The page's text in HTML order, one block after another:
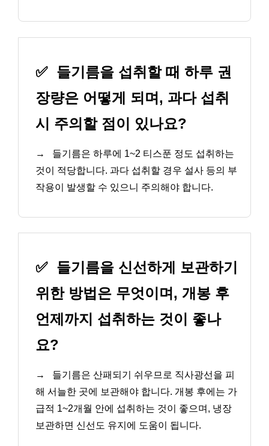
✅ 들기름을 섭취할 때 하루 권
장량은 어떻게 되며, 과다 섭취
시 주의할 점이 있나요?
→
들기름은 하루에 1~2 티스푼 정도 섭취하는
것이 적당합니다. 과다 섭취할 경우 설사 등의 부
작용이 발생할 수 있으니 주의해야 합니다.
✅ 들기름을 신선하게 보관하기
위한 방법은 무엇이며, 개봉 후
언제까지 섭취하는 것이 좋나
요?
→
들기름은 산패되기 쉬우므로 직사광선을 피
해 서늘한 곳에 보관해야 합니다. 개봉 후에는 가
급적 1~2개월 안에 섭취하는 것이 좋으며, 냉장
보관하면 신선도 유지에 도움이 됩니다.